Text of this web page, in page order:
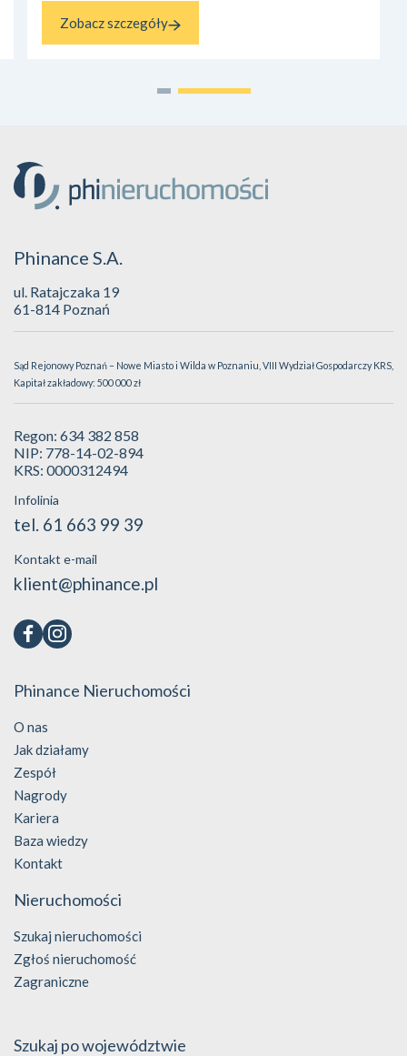
Zobacz szczegóły
Phinance S.A.
ul. Ratajczaka 19
61-814 Poznań
Sąd Rejonowy Poznań – Nowe Miasto i Wilda w Poznaniu, VIII Wydział Gospodarczy KRS,
Kapitał zakładowy: 500 000 zł
Regon: 634 382 858
NIP: 778-14-02-894
KRS: 0000312494
Infolinia
tel. 61 663 99 39
Kontakt e-mail
klient@phinance.pl
Phinance Nieruchomości
O nas
Jak działamy
Zespół
Nagrody
Kariera
Baza wiedzy
Kontakt
Nieruchomości
Szukaj nieruchomości
Zgłoś nieruchomość
Zagraniczne
Szukaj po województwie